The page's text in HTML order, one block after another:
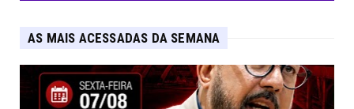
AS MAIS ACESSADAS DA SEMANA